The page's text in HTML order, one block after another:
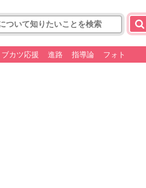
ブカツ応援 進路 指導論 フォト